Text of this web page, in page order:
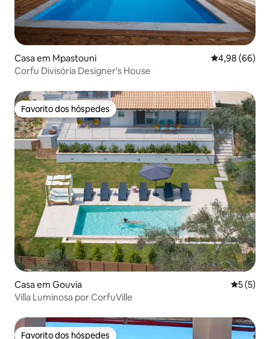
Casa em Mpastouni Classificação
4,98 (66)
Corfu Divisória Designer's House
Favorito dos hóspedes
Favorito dos hóspedes
Casa em Gouvia
5 (5)
Villa Luminosa por CorfuVille
Favorito dos hóspedes